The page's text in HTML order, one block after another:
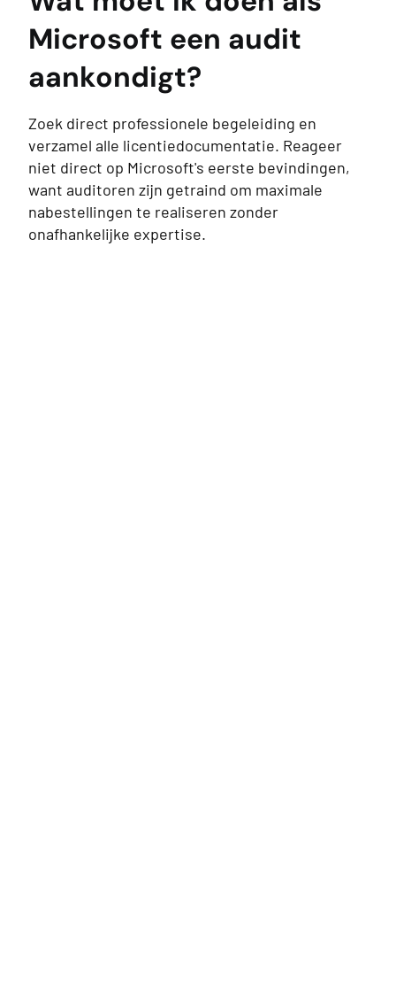
Microsoft een audit
aankondigt?
Zoek direct professionele begeleiding en
verzamel alle licentiedocumentatie. Reageer
niet direct op Microsoft's eerste bevindingen,
want auditoren zijn getraind om maximale
nabestellingen te realiseren zonder
onafhankelijke expertise.